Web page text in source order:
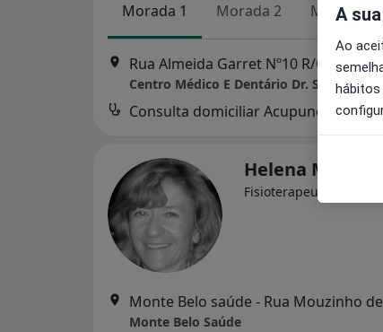
Morada 1 Morada 2 Morada 3
Rua Almeida Garret Nº10 R/Ch,
Centro Médico E Dentário Dr. Sousa
Consulta domiciliar Acupunctura
Helena Murta
Fisioterapeuta
Monte Belo Saúde
A
Ao
hábitos